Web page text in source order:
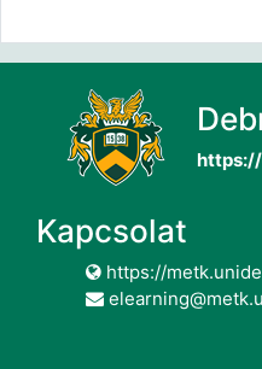
Kapcsolat
https://